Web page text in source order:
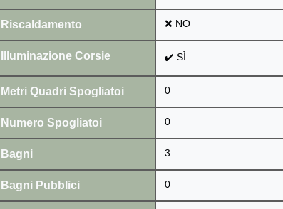
Riscaldamento ❌ NO
Illuminazione Corsie ✔️ SÌ
Metri Quadri Spogliatoi 0
Numero Spogliatoi 0
Bagni 3
Bagni Pubblici 0